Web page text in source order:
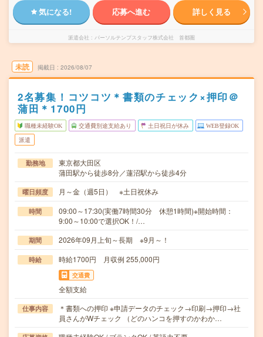
気になる! 応募へ進む 詳しく見る
派遣会社 パーソルテンプスタッフ株式会社 首都圏
未読 掲載日 2026/08/07
2名募集！コツコツ＊書類のチェック×押印＠
蒲田＊1700円
職種未経験OK 交通費別途支給あり 土日祝日が休み WEB登録OK
派遣
勤務地
東京都大田区
蒲田駅から徒歩8分／蓮沼駅から徒歩4分
曜日頻度 月～金（週5日） ※土日祝休み
時間
09:00～17:30(実働7時間30分 休憩1時間)※開始時間：
9:00～10:00で選択OK！/…
期間 2026年09月上旬～長期 ※9月～！
時給 時給1700円 月収例 255,000円
交通費
全額支給
仕事内容
＊書類への押印 ※申請データのチェック→印刷→押印→社
員さんがWチェック （どのハンコを押すのかわか…